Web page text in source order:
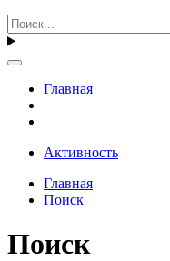
Главная
Активность
Главная
Поиск
Поиск